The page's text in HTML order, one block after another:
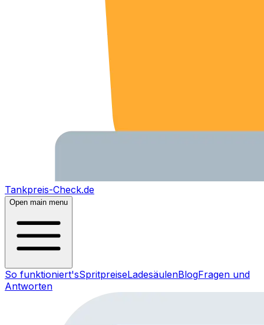
Tankpreis-Check.de
Open main menu
So funktioniert'sSpritpreiseLadesäulenBlogFragen und
Antworten